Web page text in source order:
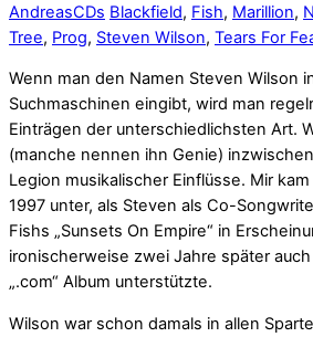
AndreasCDs Blackfield, Fish, Marillion,
Tree, Prog, Steven Wilson, Tears For
Wenn man den Namen Steven Wilson
Suchmaschinen eingibt, wird man
Einträgen der unterschiedlichsten Art.
(manche nennen ihn Genie)
Legion musikalischer Einflüsse. Mir
1997 unter, als Steven als Co-
Fishs „Sunsets On Empire“ in
ironischerweise zwei Jahre später
„.com“ Album unterstützte.
Wilson war schon damals in allen